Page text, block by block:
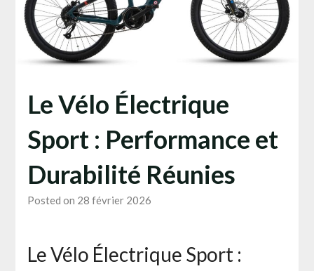
Le Vélo Électrique
Sport : Performance et
Durabilité Réunies
Posted on 28 février 2026
Le Vélo Électrique Sport :